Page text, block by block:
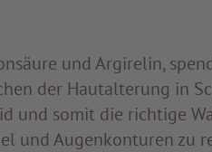
und Argirelin,
der Hautalterung in
und somit die richtige
und Augenkonturen zu